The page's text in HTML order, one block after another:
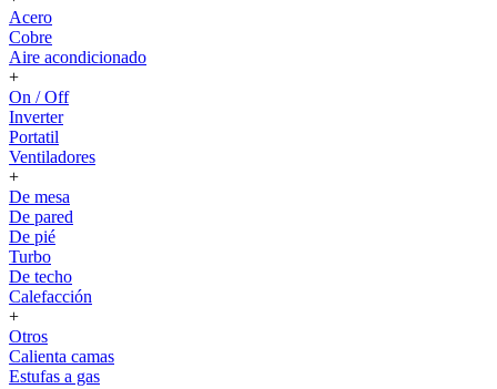
Acero
Cobre
Aire acondicionado
+
On / Off
Inverter
Portatil
Ventiladores
+
De mesa
De pared
De pié
Turbo
De techo
Calefacción
+
Otros
Calienta camas
Estufas a gas